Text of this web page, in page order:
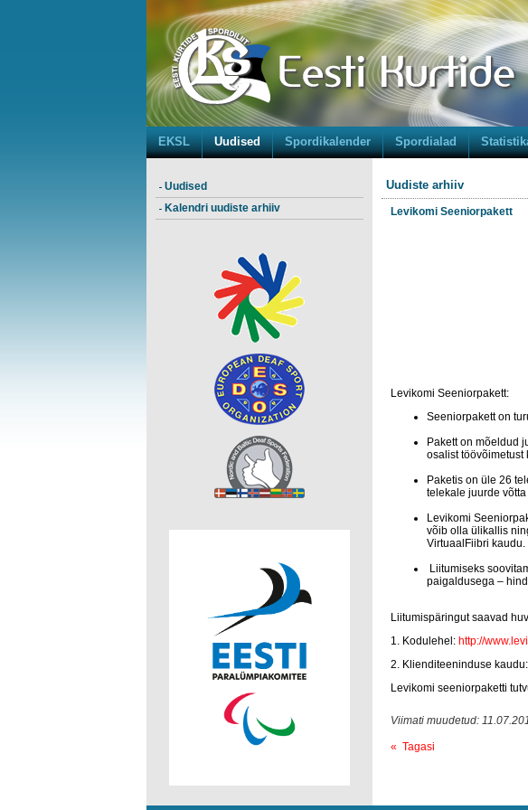
EKSL Uudised Spordikalender Spordialad
Uudised
Kalendri uudiste arhiiv
Uudiste arhiiv
Levikomi Seeniorpakett
Levikomi Seeniorpakett:
Seeniorpakett on
Pakett on mõeldud
osalist töövõimetust
Paketis on üle 26
telekale juurde
Levikomi
võib olla ülikallis
VirtuaalFiibri kaudu.
Liitumiseks
paigaldusega –
Liitumispäringut saavad
1. Kodulehel: http://
2. Klienditeeninduse
Levikomi seeniorpaketti
Viimati muudetud:
« Tagasi